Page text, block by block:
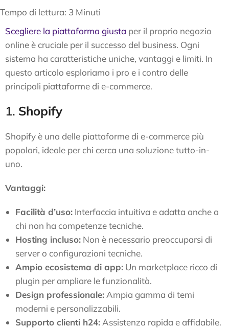
Tempo di lettura: 3 Minuti
Scegliere la piattaforma giusta per il proprio negozio
online è cruciale per il successo del business. Ogni
sistema ha caratteristiche uniche, vantaggi e limiti. In
questo articolo esploriamo i pro e i contro delle
principali piattaforme di e-commerce.
1. Shopify
Shopify è una delle piattaforme di e-commerce più
popolari, ideale per chi cerca una soluzione tutto-in-
uno.
Vantaggi:
Facilità d’uso: Interfaccia intuitiva e adatta anche a
chi non ha competenze tecniche.
Hosting incluso: Non è necessario preoccuparsi di
server o configurazioni tecniche.
Ampio ecosistema di app: Un marketplace ricco di
plugin per ampliare le funzionalità.
Design professionale: Ampia gamma di temi
moderni e personalizzabili.
Supporto clienti h24: Assistenza rapida e affidabile.